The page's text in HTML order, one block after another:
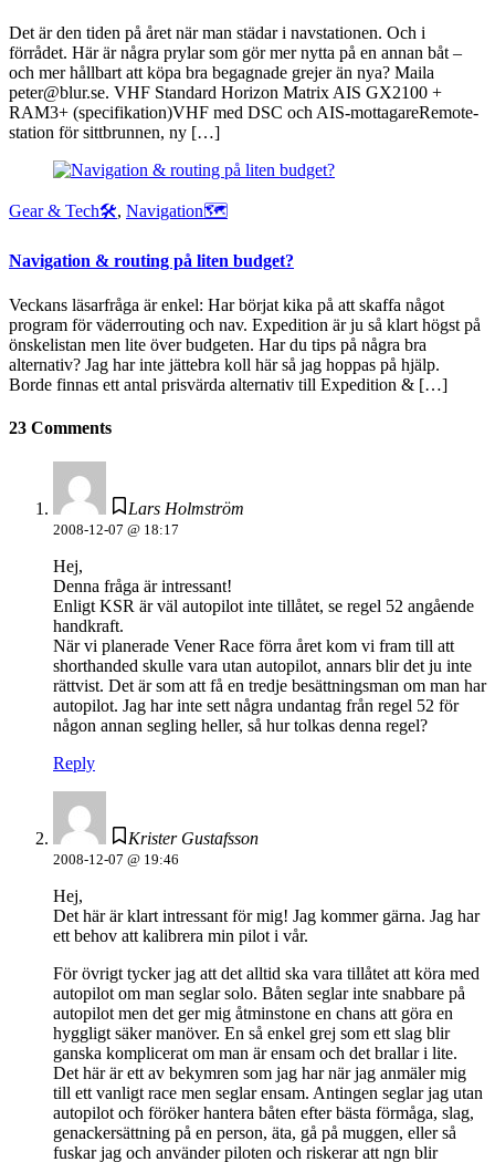
Det är den tiden på året när man städar i navstationen. Och i
förrådet. Här är några prylar som gör mer nytta på en annan båt –
och mer hållbart att köpa bra begagnade grejer än nya? Maila
peter@blur.se. VHF Standard Horizon Matrix AIS GX2100 +
RAM3+ (specifikation)VHF med DSC och AIS-mottagareRemote-
station för sittbrunnen, ny […]
Gear & Tech🛠, Navigation🗺
Navigation & routing på liten budget?
Veckans läsarfråga är enkel: Har börjat kika på att skaffa något
program för väderrouting och nav. Expedition är ju så klart högst på
önskelistan men lite över budgeten. Har du tips på några bra
alternativ? Jag har inte jättebra koll här så jag hoppas på hjälp.
Borde finnas ett antal prisvärda alternativ till Expedition & […]
23 Comments
Lars Holmström
2008-12-07 @ 18:17
Hej,
Denna fråga är intressant!
Enligt KSR är väl autopilot inte tillåtet, se regel 52 angående
handkraft.
När vi planerade Vener Race förra året kom vi fram till att
shorthanded skulle vara utan autopilot, annars blir det ju inte
rättvist. Det är som att få en tredje besättningsman om man har
autopilot. Jag har inte sett några undantag från regel 52 för
någon annan segling heller, så hur tolkas denna regel?
Reply
Krister Gustafsson
2008-12-07 @ 19:46
Hej,
Det här är klart intressant för mig! Jag kommer gärna. Jag har
ett behov att kalibrera min pilot i vår.
För övrigt tycker jag att det alltid ska vara tillåtet att köra med
autopilot om man seglar solo. Båten seglar inte snabbare på
autopilot men det ger mig åtminstone en chans att göra en
hyggligt säker manöver. En så enkel grej som ett slag blir
ganska komplicerat om man är ensam och det brallar i lite.
Det här är ett av bekymren som jag har när jag anmäler mig
till ett vanligt race men seglar ensam. Antingen seglar jag utan
autopilot och föröker hantera båten efter bästa förmåga, slag,
genackersättning på en person, äta, gå på muggen, eller så
fuskar jag och använder piloten och riskerar att ngn blir